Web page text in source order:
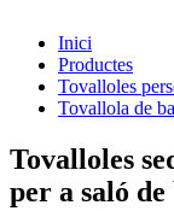
Inici
Productes
Tovalloles
Tovallola de
Tovalloles
per a saló